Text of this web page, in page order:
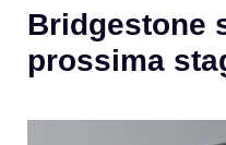
Bridgestone
prossima